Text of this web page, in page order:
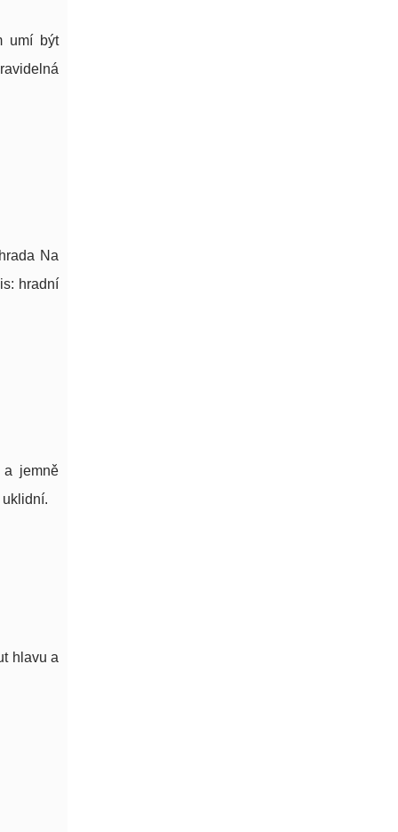
umí být
Na
hradní
a jemně
uklidní.
hlavu a